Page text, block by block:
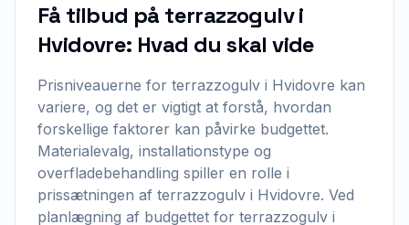
Få tilbud på terrazzogulv i
Hvidovre: Hvad du skal vide
Prisniveauerne for terrazzogulv i Hvidovre kan
variere, og det er vigtigt at forstå, hvordan
forskellige faktorer kan påvirke budgettet.
Materialevalg, installationstype og
overfladebehandling spiller en rolle i
prissætningen af terrazzogulv i Hvidovre. Ved
planlægning af budgettet for terrazzogulv i